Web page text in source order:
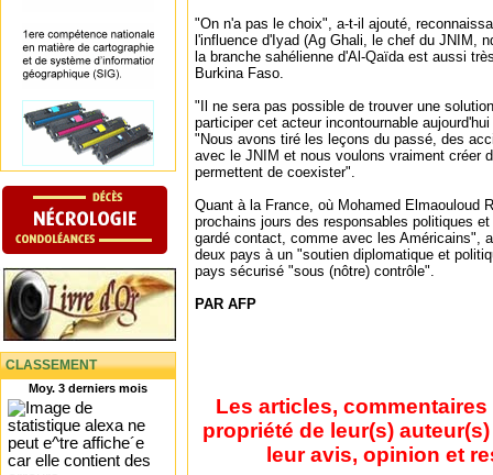
CLASSEMENT
Moy. 3 derniers mois
"On n'a pas le choix", a-t-il ajouté,
l'influence d'Iyad (Ag Ghali, le chef du JNIM,
la branche sahélienne d'Al-Qaïda est aussi
Burkina Faso.
"Il ne sera pas possible de trouver une
participer cet acteur incontournable
"Nous avons tiré les leçons du passé, des
avec le JNIM et nous voulons vraiment créer
permettent de coexister".
Quant à la France, où Mohamed Elmaouloud
prochains jours des responsables politiques
gardé contact, comme avec les Américains",
deux pays à un "soutien diplomatique et
pays sécurisé "sous (nôtre) contrôle".
PAR AFP
Les articles,
propriété de leur(s)
leur avis, opinion et